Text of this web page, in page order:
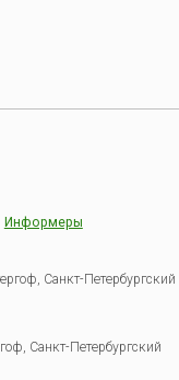
Информеры
Санкт-Петербургский
Санкт-Петербургский